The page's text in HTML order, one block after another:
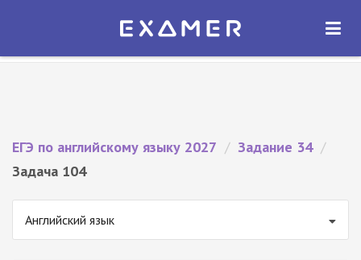
Экзамер — ЕГЭ 2027
ОТКРЫТЬ
ЕГЭ по английскому языку 2027 / Задание 34 /
Задача 104
Английский язык